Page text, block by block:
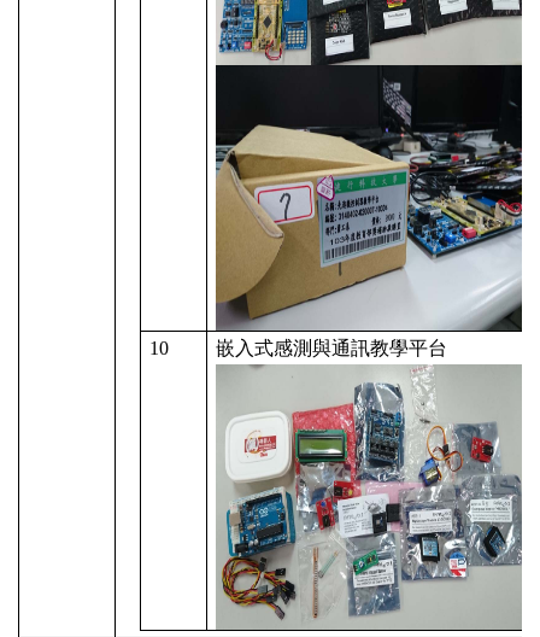
10 嵌入式感測與通訊教學平台